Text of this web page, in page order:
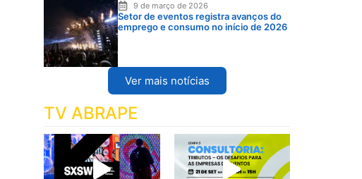
9 de março de 2026
Setor de eventos registra avanços do
emprego e consumo no início de 2026
Ver mais notícias
TV ABRAPE